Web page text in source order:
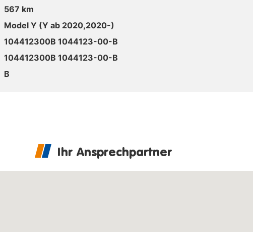
567 km
Model Y (Y ab 2020,2020-)
104412300B 1044123-00-B
104412300B 1044123-00-B
B
Ihr Ansprechpartner